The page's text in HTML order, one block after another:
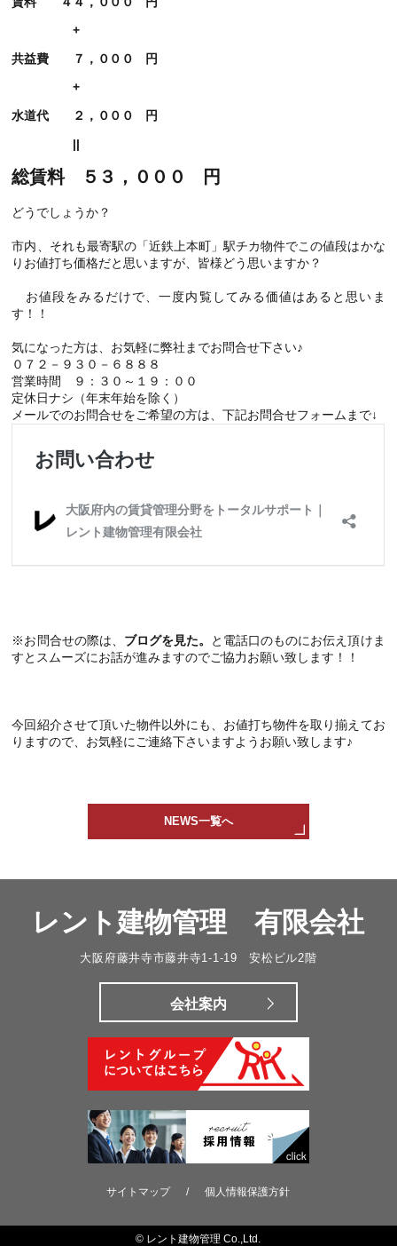
+
共益費 ７，０００ 円
+
水道代 ２，０００ 円
||
総賃料 ５３，０００ 円
どうでしょうか？
市内、それも最寄駅の「近鉄上本町」駅チカ物件でこの値段はかな
りお値打ち価格だと思いますが、皆様どう思いますか？
お値段をみるだけで、一度内覧してみる価値はあると思いま
す！！
気になった方は、お気軽に弊社までお問合せ下さい♪
０７２－９３０－６８８８
営業時間 ９：３０～１９：００
定休日ナシ（年末年始を除く）
メールでのお問合せをご希望の方は、下記お問合せフォームまで↓
※お問合せの際は、 ブログを見た。
と電話口のものにお伝え頂けま
すとスムーズにお話が進みますのでご協力お願い致します！！
今回紹介させて頂いた物件以外にも、お値打ち物件を取り揃えてお
りますので、お気軽にご連絡下さいますようお願い致します♪
NEWS一覧へ
レント建物管理 有限会社
大阪府藤井寺市藤井寺1-1-19 安松ビル2階
会社案内
サイトマップ / 個人情報保護方針
© レント建物管理 Co.,Ltd.